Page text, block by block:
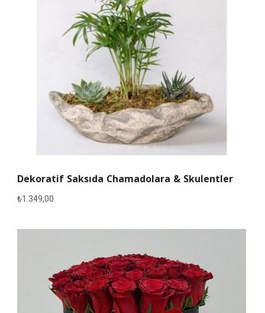
Dekoratif Saksıda Chamadolara & Skulentler
₺1.349,00